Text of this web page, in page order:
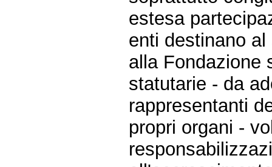
estesa
enti destinano
alla Fondazione
statutarie - da
rappresentanti
propri organi -